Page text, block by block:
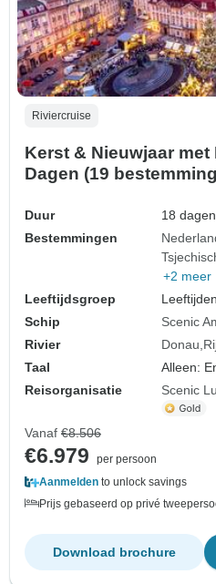
Riviercruise
Kerst & Nieuwjaar met
Dagen (19
Duur
18 dagen
Bestemmingen
+2 meer
Leeftijdsgroep
Schip
Scenic
Rivier
Donau
Taal
Alleen:
Reisorganisatie
Scenic
Vanaf €8.506
€6.979
per persoon
Aanmelden to unlock savings
Prijs gebaseerd op privé
Download brochure